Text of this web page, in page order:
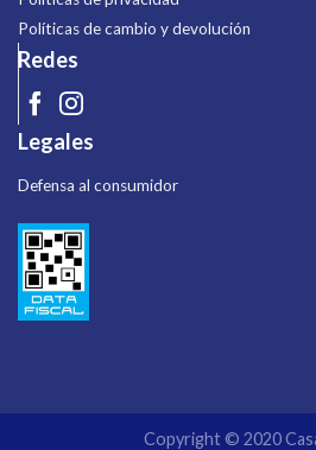
Políticas de cambio y devolución
Redes
Legales
Defensa al consumidor
Copyright © 2020